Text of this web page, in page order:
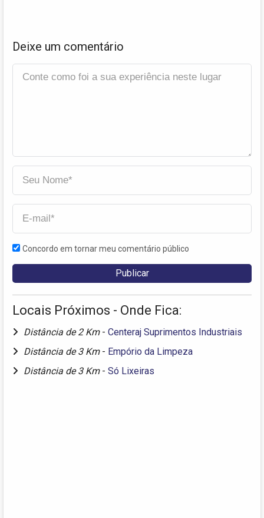
Deixe um comentário
Concordo em tornar meu comentário público
Locais Próximos - Onde Fica:
Distância de 2 Km - Centeraj Suprimentos Industriais
Distância de 3 Km - Empório da Limpeza
Distância de 3 Km - Só Lixeiras